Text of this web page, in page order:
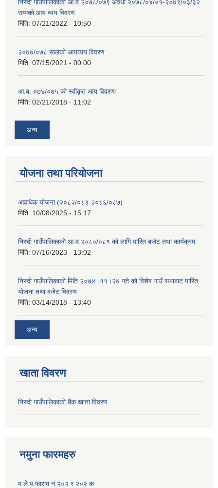
निस्दी गाउँपालिकाको आ.व.२०७८/०७९ अवधी:२०७८/०४/०१-२०७९/०३/३२
सम्मको आय व्यय विवरण
मिति: 07/21/2022 - 10:50
२०७७/०७८ सालको आयव्यय विवरण
मिति: 07/15/2021 - 00:00
आ.ब. ०७४/०७५ को स्वीकृत आय विवरणः
मिति: 02/21/2018 - 11:02
अन्य
योजना तथा परियोजना
आवधिक योजना (२०८२/०८३-२०८६/०८७)
मिति: 10/08/2025 - 15:17
निस्दी गाउँपालिकाको आ.व.२०८०/०८१ को लागि पारित बजेट तथा कार्यक्रम
मिति: 07/16/2023 - 13:02
निस्दी गाउँपालिकाको मिति २०७४।११।२७ गते को विशेष गाउँ सभाबाट पारित
योजना तथा बजेट विवरण
मिति: 03/14/2018 - 13:40
अन्य
खाता विवरण
निस्दी गाउँपालिकाको बैंक खाता विवरण
नमुना फारमहरु
म.ले.प.फाराम नं:२०२ र २०२ क